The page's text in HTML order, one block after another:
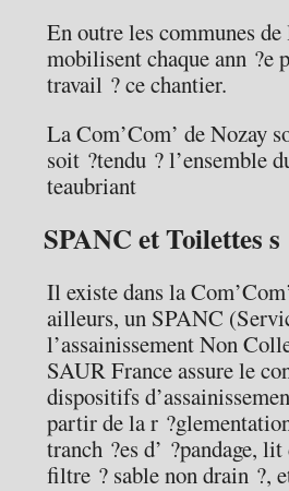
En outre les communes de
mobilisent chaque ann ?e
travail ? ce chantier.
La Com’Com’ de Nozay
soit ?tendu ? l’ensemble
teaubriant
SPANC et Toilettes s
Il existe dans la
ailleurs, un SPANC
l’assainissement Non
SAUR France assure le
dispositifs
partir de la r
tranch ?es d’ ?pandage, lit
filtre ? sable non drain ?,